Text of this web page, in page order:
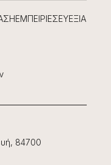
ΕΜΠΕΙΡΊΕΣΕΥΕΞΊΑ
84700